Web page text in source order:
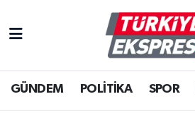
GÜNDEM POLİTİKA SPOR
İstanbul Nöbetçi Eczaneler
İstanbul Hava Durumu